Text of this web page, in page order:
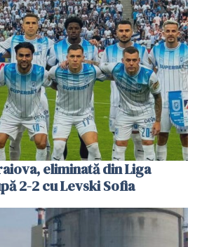
eliminată din Liga
2-2 cu Levski Sofia